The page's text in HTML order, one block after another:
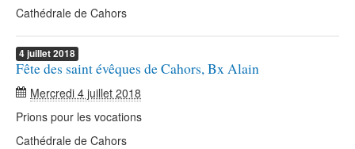
Cathédrale de Cahors
4juillet2018
Fête des saint évêques de Cahors, Bx Alain
Mercredi 4 juillet 2018
Prions pour les vocations
Cathédrale de Cahors